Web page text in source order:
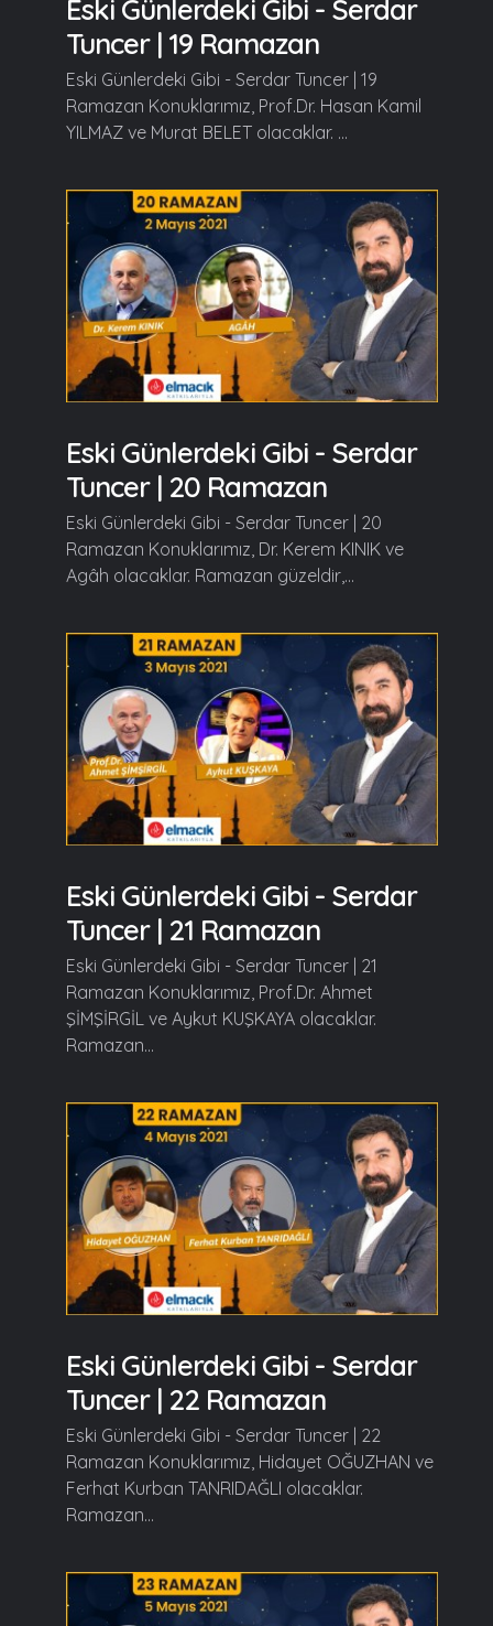
Eski Günlerdeki Gibi - Serdar
Tuncer | 19 Ramazan
Eski Günlerdeki Gibi - Serdar Tuncer | 19
Ramazan Konuklarımız, Prof.Dr. Hasan Kamil
YILMAZ ve Murat BELET olacaklar. ...
Eski Günlerdeki Gibi - Serdar
Tuncer | 20 Ramazan
Eski Günlerdeki Gibi - Serdar Tuncer | 20
Ramazan Konuklarımız, Dr. Kerem KINIK ve
Agâh olacaklar. Ramazan güzeldir,...
Eski Günlerdeki Gibi - Serdar
Tuncer | 21 Ramazan
Eski Günlerdeki Gibi - Serdar Tuncer | 21
Ramazan Konuklarımız, Prof.Dr. Ahmet
ŞİMŞİRGİL ve Aykut KUŞKAYA olacaklar.
Ramazan...
Eski Günlerdeki Gibi - Serdar
Tuncer | 22 Ramazan
Eski Günlerdeki Gibi - Serdar Tuncer | 22
Ramazan Konuklarımız, Hidayet OĞUZHAN ve
Ferhat Kurban TANRIDAĞLI olacaklar.
Ramazan...